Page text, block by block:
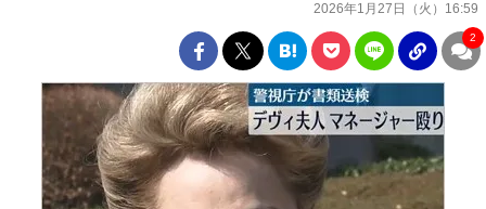
2026年1月27日（火）16:59
2